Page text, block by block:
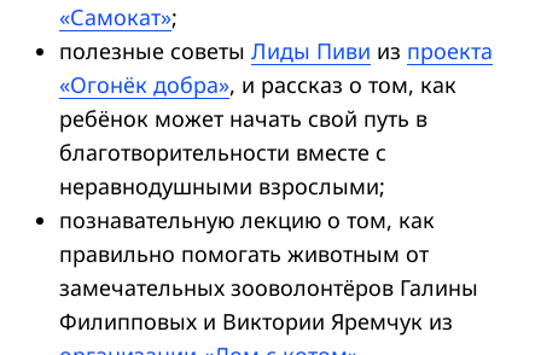
«Самокат»;
полезные советы Лиды Пиви из проекта
«Огонёк добра», и рассказ о том, как
ребёнок может начать свой путь в
благотворительности вместе с
неравнодушными взрослыми;
познавательную лекцию о том, как
правильно помогать животным от
замечательных зооволонтёров Галины
Филипповых и Виктории Яремчук из